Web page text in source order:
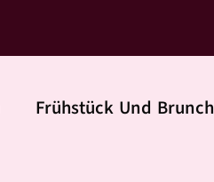
Frühstück Und Brunch